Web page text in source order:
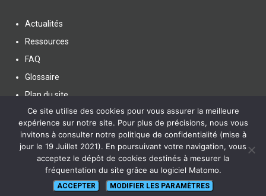
Actualités
Ressources
FAQ
Glossaire
Plan du site
SUIVEZ NOUS
Ce site utilise des cookies pour vous assurer la meilleure
expérience sur notre site. Pour plus de précisions, nous vous
invitons à consulter notre politique de confidentialité (mise à
jour le 19 Juillet 2021). En poursuivant votre navigation, vous
acceptez le dépôt de cookies destinés à mesurer la
fréquentation du site grâce au logiciel Matomo.
ACCEPTER MODIFIER LES PARAMÈTRES